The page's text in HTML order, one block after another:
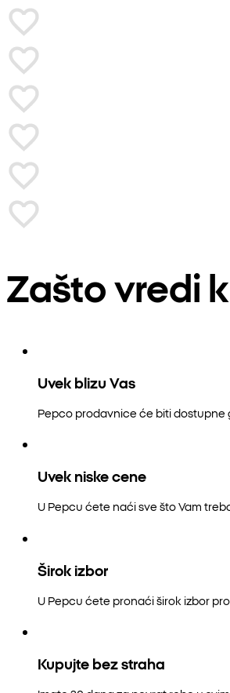
Zašto vredi
Uvek blizu Vas
Pepco prodavnice će biti dostupne
Uvek niske cene
U Pepcu ćete naći sve što Vam
Širok izbor
U Pepcu ćete pronaći širok izbor
Kupujte bez straha